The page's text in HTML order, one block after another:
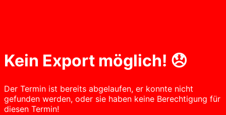
Kein Export möglich! 😞
Der Termin ist bereits abgelaufen, er konnte nicht
gefunden werden, oder sie haben keine Berechtigung für
diesen Termin!